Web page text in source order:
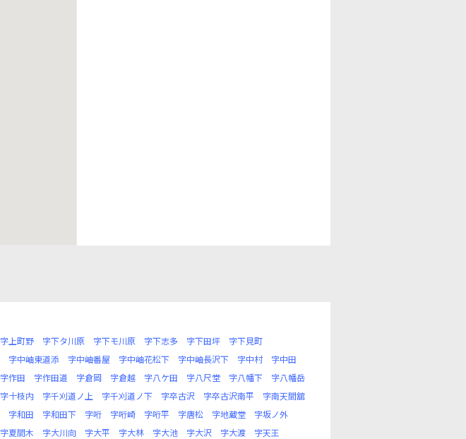
字上町野 字下タ川原 字下モ川原 字下志多 字下田坪
字下見町
字中岫東道添 字中岫番屋 字中岫花松下 字中岫長沢下 字中村
字中田
字作田 字作田道 字倉岡 字倉越 字八ケ田 字八尺堂 字八幡下
字八幡岳
字十枝内 字千刈道ノ上 字千刈道ノ下 字卒古沢 字卒古沢南平
字南天間舘
字和田 字和田下 字哘 字哘崎 字哘平 字唐松 字地蔵堂
字坂ノ外
字夏間木 字大川向 字大平 字大林 字大池 字大沢 字大渡
字天王